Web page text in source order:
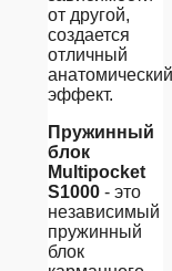
от другой,
создается
отличный
анатомический
эффект.
Пружинный
блок
Multipocket
S1000 - это
независимый
пружинный
блок